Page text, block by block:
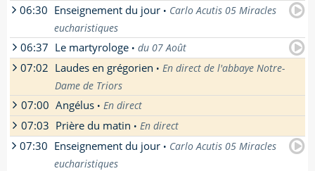
[En savoir plus]
Office des Laudes en grégorien en direct de
l'abbaye Notre-Dame de Triors.
[En savoir plus]
06:30 Enseignement du jour • Carlo Acutis 05 Miracles
eucharistiques
parSoeur Beata-Véronique
pas encore disponible pour cette émission.
Enseignement donné par soeur Beata-
Véronique, soeur apostolique de St Jean à
Semur-en-Brionnais
06:37 Le martyrologe • du 07 Août
La réécoute n'est pas encore disponible pour
cette émission.
07:02 Laudes en grégorien • En direct de l'abbaye Notre-
Dame de Triors
Office des Laudes en grégorien en direct de
l'abbaye Notre-Dame de Triors.
[En savoir plus]
07:00 Angélus • En direct
[En savoir plus]
07:03 Prière du matin • En direct
[En savoir plus]
07:30 Enseignement du jour • Carlo Acutis 05 Miracles
eucharistiques